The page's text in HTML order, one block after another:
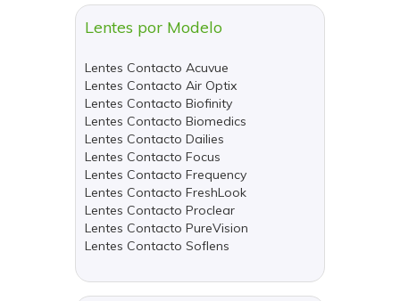
Lentes por Modelo
Lentes Contacto Acuvue
Lentes Contacto Air Optix
Lentes Contacto Biofinity
Lentes Contacto Biomedics
Lentes Contacto Dailies
Lentes Contacto Focus
Lentes Contacto Frequency
Lentes Contacto FreshLook
Lentes Contacto Proclear
Lentes Contacto PureVision
Lentes Contacto Soflens